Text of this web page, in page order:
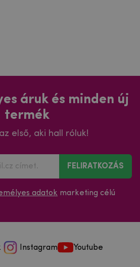
áruk és minden új
termék
első, aki hall róluk!
FELIRATKOZÁS
adatok marketing célú
Instagram Youtube